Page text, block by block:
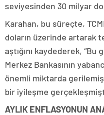
seviyesinden 30 milyar
Karahan, bu süreçte,
doların üzerinde artarak
aştığını kaydederek,
Merkez Bankasının
önemli miktarda
bir iyileşme
AYLIK ENFLASYONUN